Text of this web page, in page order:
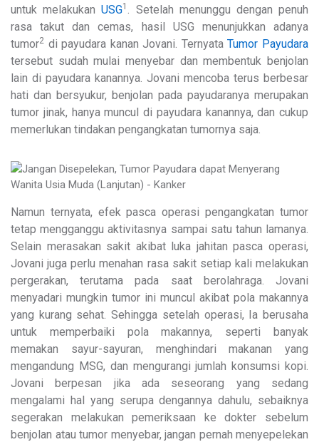
untuk melakukanUSG1
. Setelah menunggu dengan penuh
rasa takut dan cemas, hasil USG menunjukkan adanya
tumor2 di payudara kanan Jovani. TernyataTumor Payudara
tersebut sudah mulai menyebar dan membentuk benjolan
lain di payudara kanannya. Jovani mencoba terus berbesar
hati dan bersyukur, benjolan pada payudaranya merupakan
tumor jinak, hanya muncul di payudara kanannya, dan cukup
memerlukan tindakan pengangkatan tumornya saja.
Namun ternyata, efek pasca operasi pengangkatan tumor
tetap mengganggu aktivitasnya sampai satu tahun lamanya.
Selain merasakan sakit akibat luka jahitan pasca operasi,
Jovani juga perlu menahan rasa sakit setiap kali melakukan
pergerakan, terutama pada saat berolahraga. Jovani
menyadari mungkin tumor ini muncul akibat pola makannya
yang kurang sehat. Sehingga setelah operasi, Ia berusaha
untuk memperbaiki pola makannya, seperti banyak
memakan sayur-sayuran, menghindari makanan yang
mengandung MSG, dan mengurangi jumlah konsumsi kopi.
Jovani berpesan jika ada seseorang yang sedang
mengalami hal yang serupa dengannya dahulu, sebaiknya
segerakan melakukan pemeriksaan ke dokter sebelum
benjolan atau tumor menyebar, jangan pernah menyepelekan